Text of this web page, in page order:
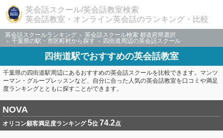
英会話スクール/英会話教室検索
英会話教室・オンライン英会話のランキング・比較
英会話スクールランキング
英会話スクール検索 都道府県選択
千葉県の駅・市区町村から探す
四街道周辺の英会話スクール
四街道駅でおすすめの英会話教室
千葉県の四街道駅周辺にあるおすすめの英会話スクールを比較できます。マンツ
ーマン・グループレッスンなど、自分に合った人気の英会話教室を口コミや満足
度ランキングとともに探すことができます。
NOVA
オリコン顧客満足度ランキング5位 74.2点